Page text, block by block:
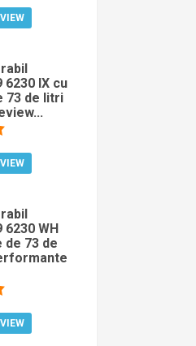
6230 IX cu
73 de litri
WH
de 73 de